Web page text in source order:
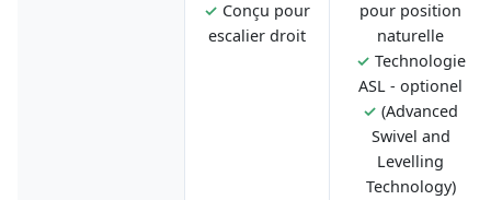
✓ Conçu pour
escalier droit
pour position
naturelle
✓ Technologie
ASL - optionel
✓ (Advanced
Swivel and
Levelling
Technology)